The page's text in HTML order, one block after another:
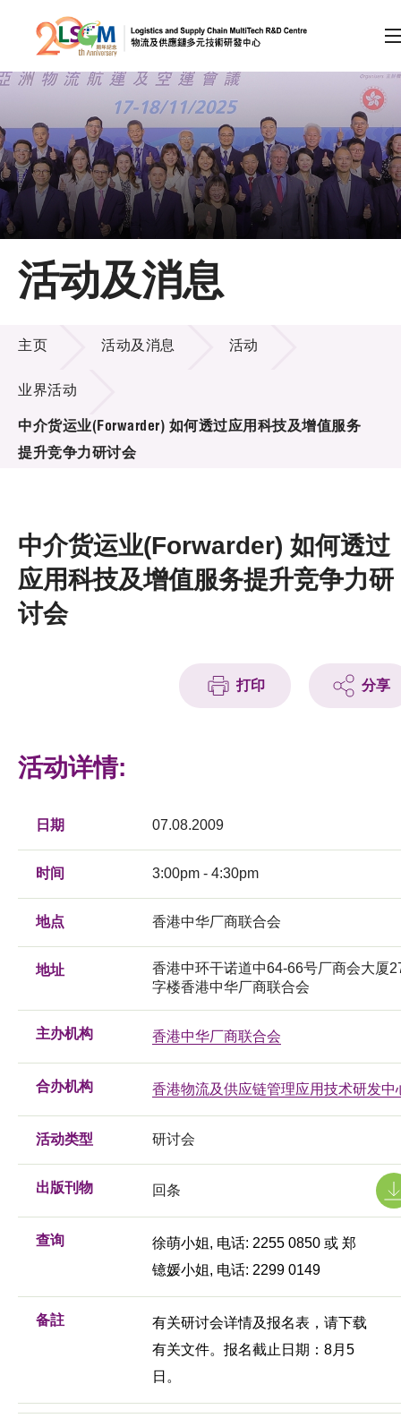
跳到内容（按回车键）
会员登录
A A EN 繁 简
主页
关于LSCM
技术商品化
项目及资助计划
活动及消息
活动
新闻中心
活动及消息
活动及消息
主页 活动及消息 活动
业界活动
中介货运业(Forwarder) 如何透过应用科技及增值服务
提升竞争力研讨会
中介货运业(Forwarder) 如何透过
应用科技及增值服务提升竞争力研
讨会
打印 分享
活动详情:
日期 07.08.2009
时间 3:00pm - 4:30pm
地点 香港中华厂商联合会
地址
香港中环干诺道中64-66号厂商会大厦
字楼香港中华厂商联合会
主办机构 香港中华厂商联合会
合办机构 香港物流及供应链管理应用技术研发中
活动类型 研讨会
出版刊物 回条
查询
徐萌小姐, 电话: 2255 0850 或 郑
镱媛小姐, 电话: 2299 0149
备註
有关研讨会详情及报名表，请下载
有关文件。报名截止日期：8月5
日。